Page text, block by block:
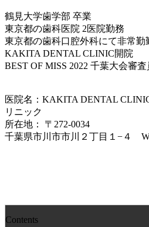
鶴見大学歯学部 卒業
東京都の歯科医院 2医院勤務
東京都の歯科口腔外科にて非常勤
KAKITA DENTAL CLINIC開院
BEST OF MISS 2022 千葉大会審査
医院名：KAKITA DENTAL
リニック
所在地： 〒272-0034
千葉県市川市市川２丁目１−４
Contents